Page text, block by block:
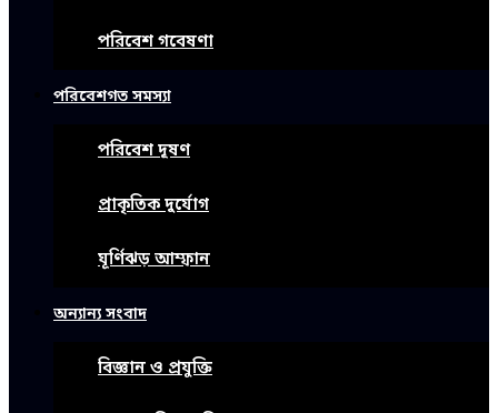
পরিবেশ গবেষণা
পরিবেশগত সমস্যা
পরিবেশ দূষণ
প্রাকৃতিক দুর্যোগ
ঘূর্ণিঝড় আম্ফান
অন্যান্য সংবাদ
বিজ্ঞান ও প্রযুক্তি